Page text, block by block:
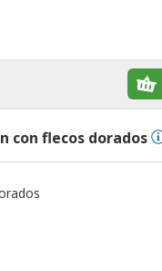
con flecos dorados